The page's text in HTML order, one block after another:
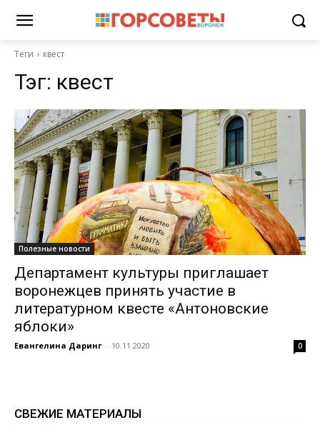
Теги квест
Тэг: квест
Полезные новости
Департамент культуры приглашает
воронежцев принять участие в
литературном квесте «Антоновские
яблоки»
Евангелина Даринг - 10.11.2020 0
СВЕЖИЕ МАТЕРИАЛЫ